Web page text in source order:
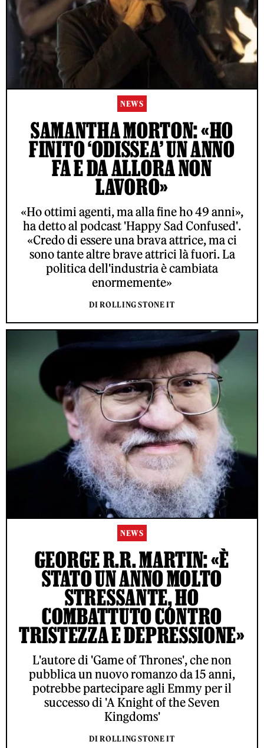
NEWS
SAMANTHA MORTON: «HO
FINITO ‘ODISSEA’ UN ANNO
FA E DA ALLORA NON
LAVORO»
«Ho ottimi agenti, ma alla fine ho 49 anni»,
ha detto al podcast 'Happy Sad Confused'.
«Credo di essere una brava attrice, ma ci
sono tante altre brave attrici là fuori. La
politica dell'industria è cambiata
enormemente»
DI ROLLING STONE IT
NEWS
GEORGE R.R. MARTIN: «È
STATO UN ANNO MOLTO
STRESSANTE, HO
COMBATTUTO CONTRO
TRISTEZZA E DEPRESSIONE»
L'autore di 'Game of Thrones', che non
pubblica un nuovo romanzo da 15 anni,
potrebbe partecipare agli Emmy per il
successo di 'A Knight of the Seven
Kingdoms'
DI ROLLING STONE IT